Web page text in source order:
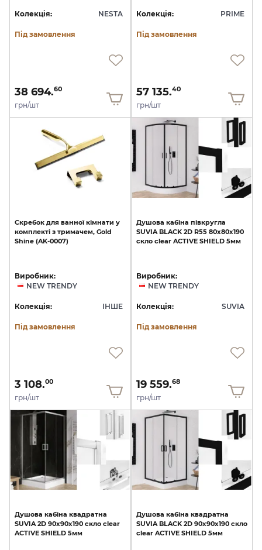
Колекція: NESTA
Під замовлення
38 694.60
грн/шт
Колекція: PRIME
Під замовлення
57 135.40
грн/шт
Скребок для ванної кімнати у
комплекті з тримачем, Gold
Shine (AK-0007)
Виробник:
NEW TRENDY
Колекція: ІНШЕ
Під замовлення
3 108.00
грн/шт
Душова кабіна півкругла
SUVIA BLACK 2D R55 80x80х190
скло clear ACTIVE SHIELD 5мм
Виробник:
NEW TRENDY
Колекція: SUVIA
Під замовлення
19 559.68
грн/шт
Душова кабіна квадратна
SUVIA 2D 90x90х190 скло clear
ACTIVE SHIELD 5мм
Душова кабіна квадратна
SUVIA BLACK 2D 90x90х190 скло
clear ACTIVE SHIELD 5мм